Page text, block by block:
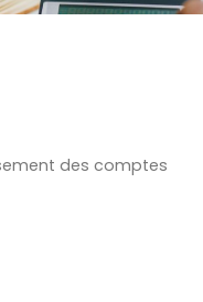
des comptes